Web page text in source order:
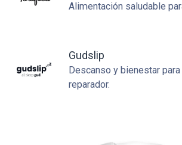
Alimentación saludable
Gudslip
Descanso y bienestar para
reparador.